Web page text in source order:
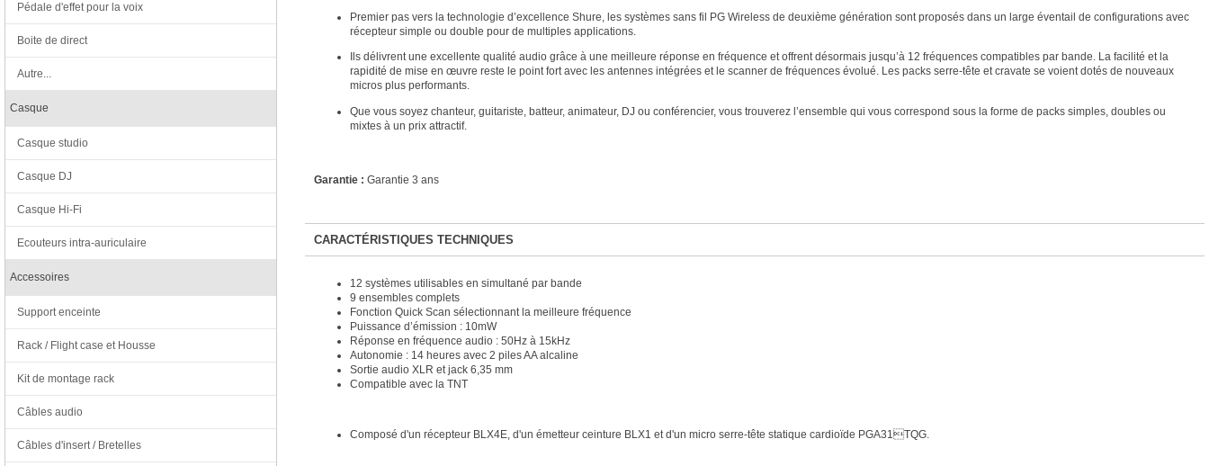
Premier pas vers la technologie d’excellence Shure, les systèmes sans fil PG Wireless de deuxième génération sont proposés dans un large éventail de configurations avec
récepteur simple ou double pour de multiples applications.
Ils délivrent une excellente qualité audio grâce à une meilleure réponse en fréquence et offrent désormais jusqu’à 12 fréquences compatibles par bande. La facilité et la
rapidité de mise en œuvre reste le point fort avec les antennes intégrées et le scanner de fréquences évolué. Les packs serre-tête et cravate se voient dotés de nouveaux
micros plus performants.
Que vous soyez chanteur, guitariste, batteur, animateur, DJ ou conférencier, vous trouverez l’ensemble qui vous correspond sous la forme de packs simples, doubles ou
mixtes à un prix attractif.
Garantie : Garantie 3 ans
CARACTÉRISTIQUES TECHNIQUES
12 systèmes utilisables en simultané par bande
9 ensembles complets
Fonction Quick Scan sélectionnant la meilleure fréquence
Puissance d’émission : 10mW
Réponse en fréquence audio : 50Hz à 15kHz
Autonomie : 14 heures avec 2 piles AA alcaline
Sortie audio XLR et jack 6,35 mm
Compatible avec la TNT
Composé d'un récepteur BLX4E, d'un émetteur ceinture BLX1 et d'un micro serre-tête statique cardioïde PGA31TQG.
Pédale d'effet pour la voix
Boite de direct
Autre...
Casque
Casque studio
Casque DJ
Casque Hi-Fi
Ecouteurs intra-auriculaire
Accessoires
Support enceinte
Rack / Flight case et Housse
Kit de montage rack
Câbles audio
Câbles d'insert / Bretelles